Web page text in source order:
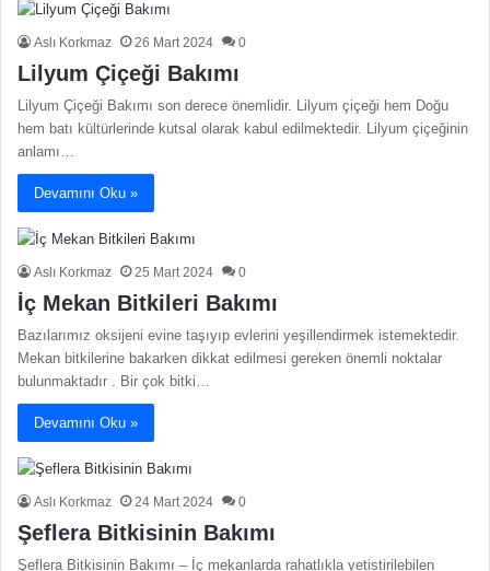
Aslı Korkmaz 26 Mart 2024 0
Lilyum Çiçeği Bakımı
Lilyum Çiçeği Bakımı son derece önemlidir. Lilyum çiçeği hem Doğu
hem batı kültürlerinde kutsal olarak kabul edilmektedir. Lilyum çiçeğinin
anlamı…
Devamını Oku »
Aslı Korkmaz 25 Mart 2024 0
İç Mekan Bitkileri Bakımı
Bazılarımız oksijeni evine taşıyıp evlerini yeşillendirmek istemektedir.
Mekan bitkilerine bakarken dikkat edilmesi gereken önemli noktalar
bulunmaktadır . Bir çok bitki…
Devamını Oku »
Aslı Korkmaz 24 Mart 2024 0
Şeflera Bitkisinin Bakımı
Şeflera Bitkisinin Bakımı – İç mekanlarda rahatlıkla yetistirilebilen